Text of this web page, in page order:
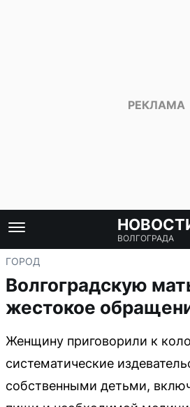
ВОЛГОГРАДА
ГОРОД
Волгоградскую
жестокое
Женщину приговорили к
систематические
собственными детьми,